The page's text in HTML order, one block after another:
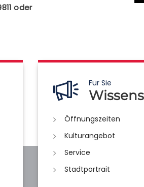
oder
Für Sie
Öffnungszeiten
Kulturangebot
Service
Stadtportrait